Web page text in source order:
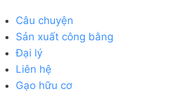
Câu chuyện
Sản xuất công bằng
Đại lý
Liên hệ
Gạo hữu cơ